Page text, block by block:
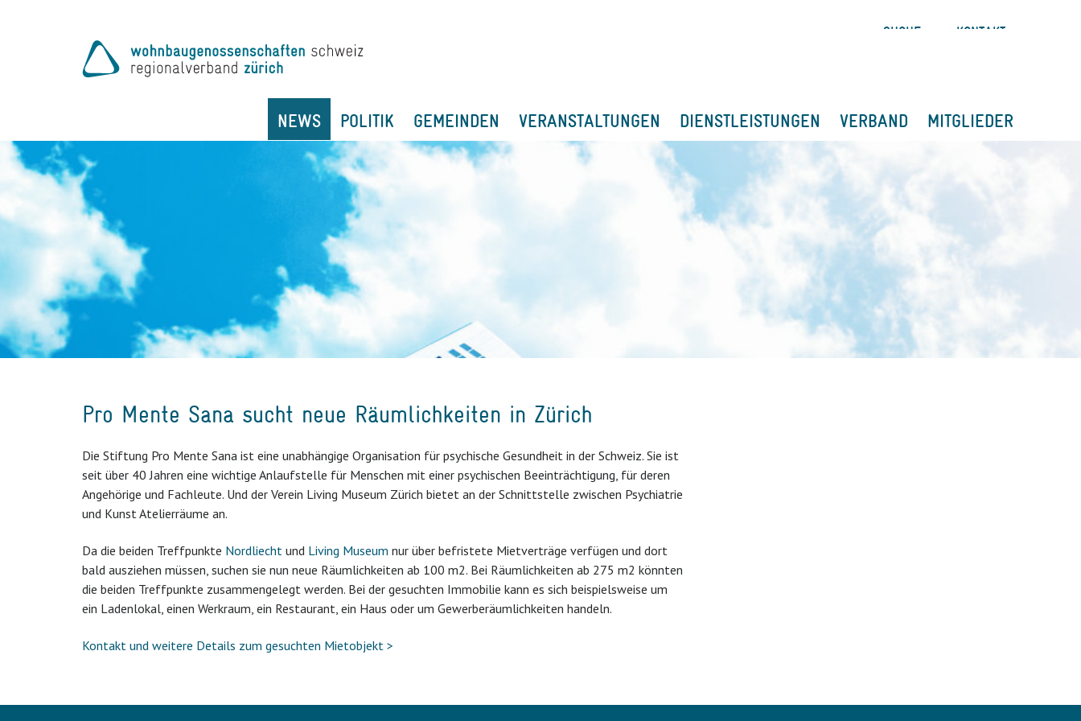
SUCHE KONTAKT
NEWS POLITIK GEMEINDEN VERANSTALTUNGEN DIENSTLEISTUNGEN VERBAND MITGLIEDER
Pro Mente Sana sucht neue Räumlichkeiten in Zürich
Die Stiftung Pro Mente Sana ist eine unabhängige Organisation für psychische Gesundheit in der Schweiz. Sie ist
seit über 40 Jahren eine wichtige Anlaufstelle für Menschen mit einer psychischen Beeinträchtigung, für deren
Angehörige und Fachleute. Und der Verein Living Museum Zürich bietet an der Schnittstelle zwischen Psychiatrie
und Kunst Atelierräume an.
Da die beiden Treffpunkte Nordliecht und Living Museum nur über befristete Mietverträge verfügen und dort
bald ausziehen müssen, suchen sie nun neue Räumlichkeiten ab 100 m2. Bei Räumlichkeiten ab 275 m2 könnten
die beiden Treffpunkte zusammengelegt werden. Bei der gesuchten Immobilie kann es sich beispielsweise um
ein Ladenlokal, einen Werkraum, ein Restaurant, ein Haus oder um Gewerberäumlichkeiten handeln.
Kontakt und weitere Details zum gesuchten Mietobjekt >